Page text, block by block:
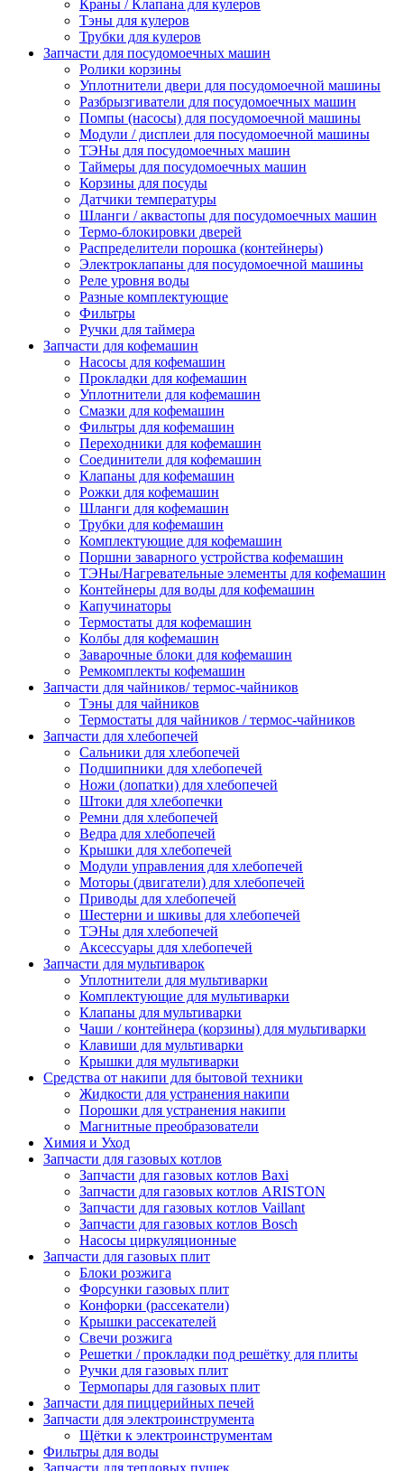
Краны / Клапана для кулеров
Тэны для кулеров
Трубки для кулеров
Запчасти для посудомоечных машин
Ролики корзины
Уплотнители двери для посудомоечной машины
Разбрызгиватели для посудомоечных машин
Помпы (насосы) для посудомоечной машины
Модули / дисплеи для посудомоечной машины
ТЭНы для посудомоечных машин
Таймеры для посудомоечных машин
Корзины для посуды
Датчики температуры
Шланги / аквастопы для посудомоечных машин
Термо-блокировки дверей
Распределители порошка (контейнеры)
Электроклапаны для посудомоечной машины
Реле уровня воды
Разные комплектующие
Фильтры
Ручки для таймера
Запчасти для кофемашин
Насосы для кофемашин
Прокладки для кофемашин
Уплотнители для кофемашин
Смазки для кофемашин
Фильтры для кофемашин
Переходники для кофемашин
Соединители для кофемашин
Клапаны для кофемашин
Рожки для кофемашин
Шланги для кофемашин
Трубки для кофемашин
Комплектующие для кофемашин
Поршни заварного устройства кофемашин
ТЭНы/Нагревательные элементы для кофемашин
Контейнеры для воды для кофемашин
Капучинаторы
Термостаты для кофемашин
Колбы для кофемашин
Заварочные блоки для кофемашин
Ремкомплекты кофемашин
Запчасти для чайников/ термос-чайников
Тэны для чайников
Термостаты для чайников / термос-чайников
Запчасти для хлебопечей
Сальники для хлебопечей
Подшипники для хлебопечей
Ножи (лопатки) для хлебопечей
Штоки для хлебопечки
Ремни для хлебопечей
Ведра для хлебопечей
Крышки для хлебопечей
Модули управления для хлебопечей
Моторы (двигатели) для хлебопечей
Приводы для хлебопечей
Шестерни и шкивы для хлебопечей
ТЭНы для хлебопечей
Аксессуары для хлебопечей
Запчасти для мультиварок
Уплотнители для мультиварки
Комплектующие для мультиварки
Клапаны для мультиварки
Чаши / контейнера (корзины) для мультиварки
Клавиши для мультиварки
Крышки для мультиварки
Средства от накипи для бытовой техники
Жидкости для устранения накипи
Порошки для устранения накипи
Магнитные преобразователи
Химия и Уход
Запчасти для газовых котлов
Запчасти для газовых котлов Baxi
Запчасти для газовых котлов ARISTON
Запчасти для газовых котлов Vaillant
Запчасти для газовых котлов Bosch
Насосы циркуляционные
Запчасти для газовых плит
Блоки розжига
Форсунки газовых плит
Конфорки (рассекатели)
Крышки рассекателей
Свечи розжига
Решетки / прокладки под решётку для плиты
Ручки для газовых плит
Термопары для газовых плит
Запчасти для пиццерийных печей
Запчасти для электроинструмента
Щётки к электроинструментам
Фильтры для воды